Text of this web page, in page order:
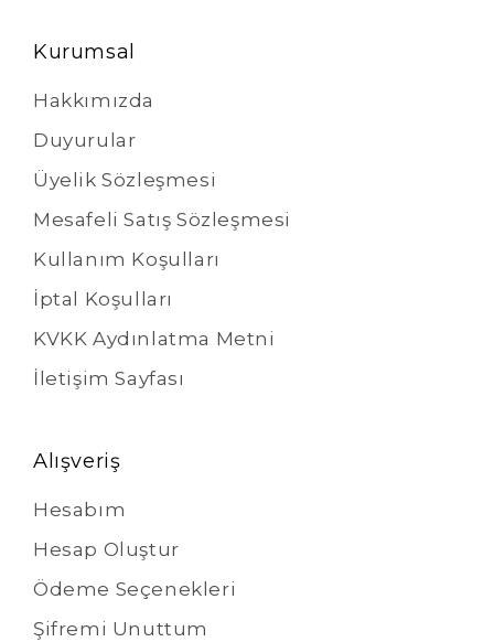
Kurumsal
Hakkımızda
Duyurular
Üyelik Sözleşmesi
Mesafeli Satış Sözleşmesi
Kullanım Koşulları
İptal Koşulları
KVKK Aydınlatma Metni
İletişim Sayfası
Alışveriş
Hesabım
Hesap Oluştur
Ödeme Seçenekleri
Şifremi Unuttum